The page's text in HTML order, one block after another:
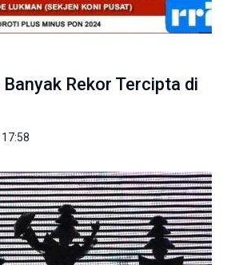
Banyak Rekor Tercipta di